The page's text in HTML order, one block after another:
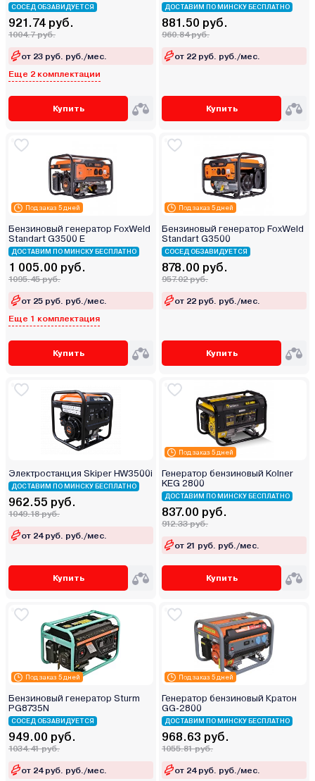
СОСЕД ОБЗАВИДУЕТСЯ
921.74 руб.
1004.7 руб.
от 23 руб. руб./мес.
Еще 2 комплектации
Купить
ДОСТАВИМ ПО МИНСКУ БЕСПЛАТНО
881.50 руб.
960.84 руб.
от 22 руб. руб./мес.
Купить
Под заказ 5 дней
Бензиновый генератор FoxWeld
Standart G3500 E
ДОСТАВИМ ПО МИНСКУ БЕСПЛАТНО
1 005.00 руб.
1095.45 руб.
от 25 руб. руб./мес.
Еще 1 комплектация
Купить
Под заказ 5 дней
Бензиновый генератор FoxWeld
Standart G3500
СОСЕД ОБЗАВИДУЕТСЯ
878.00 руб.
957.02 руб.
от 22 руб. руб./мес.
Купить
Электростанция Skiper HW3500i
ДОСТАВИМ ПО МИНСКУ БЕСПЛАТНО
962.55 руб.
1049.18 руб.
от 24 руб. руб./мес.
Купить
Под заказ 5 дней
Генератор бензиновый Kolner
KEG 2800
ДОСТАВИМ ПО МИНСКУ БЕСПЛАТНО
837.00 руб.
912.33 руб.
от 21 руб. руб./мес.
Купить
Под заказ 5 дней
Бензиновый генератор Sturm
PG8735N
СОСЕД ОБЗАВИДУЕТСЯ
949.00 руб.
1034.41 руб.
от 24 руб. руб./мес.
Под заказ 5 дней
Генератор бензиновый Кратон
GG-2800
ДОСТАВИМ ПО МИНСКУ БЕСПЛАТНО
968.63 руб.
1055.81 руб.
от 24 руб. руб./мес.